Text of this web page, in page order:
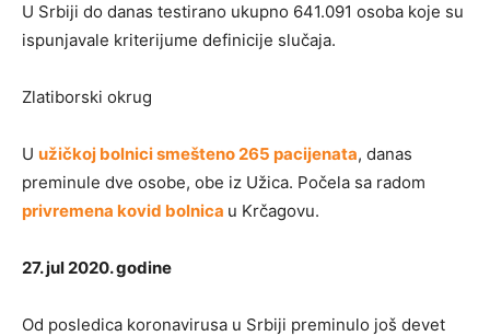
U Srbiji do danas testirano ukupno 641.091 osoba koje su
ispunjavale kriterijume definicije slučaja.
Zlatiborski okrug
U užičkoj bolnici smešteno 265 pacijenata, danas
preminule dve osobe, obe iz Užica. Počela sa radom
privremena kovid bolnica u Krčagovu.
27. jul 2020. godine
Od posledica koronavirusa u Srbiji preminulo još devet